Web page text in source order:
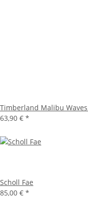
Timberland Malibu
63,90 € *
Scholl Fae
85,00 € *